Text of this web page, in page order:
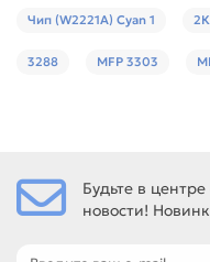
Чип (W2221A) Cyan 1
3288 MFP 3303
Будьте в
новости!